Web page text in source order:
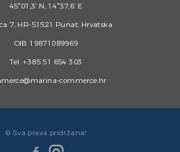
45°01,3’ N, 14°37,6’ E
7, HR-51521 Punat, Hrvatska
OIB 19871089969
Tel. +385 51 654 303
commerce.hr
© Sva prava pridržana!